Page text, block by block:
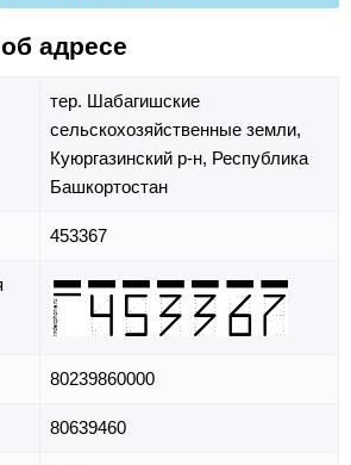
адресе
тер. Шабагишские
сельскохозяйственные земли,
Куюргазинский р-н, Республика
Башкортостан
453367
80239860000
80639460